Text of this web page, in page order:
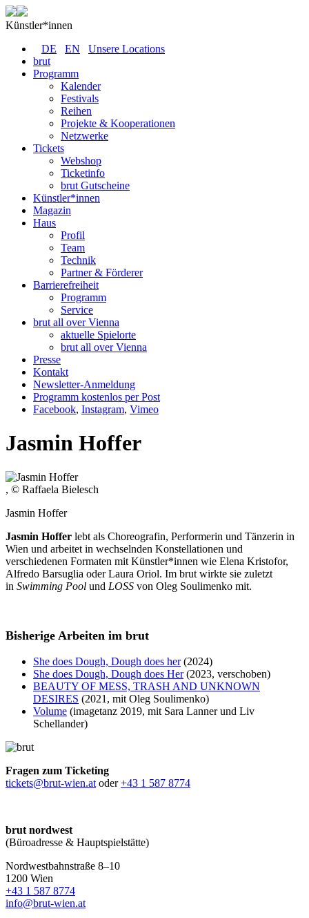
Künstler*innen
DE
EN
Unsere Locations
brut
Programm
Kalender
Festivals
Reihen
Projekte & Kooperationen
Netzwerke
Tickets
Webshop
Ticketinfo
brut Gutscheine
Künstler*innen
Magazin
Haus
Profil
Team
Technik
Partner & Förderer
Barrierefreiheit
Programm
Service
brut all over Vienna
aktuelle Spielorte
brut all over Vienna
Presse
Kontakt
Newsletter-Anmeldung
Programm kostenlos per Post
Facebook, Instagram, Vimeo
Jasmin Hoffer
, © Raffaela Bielesch
Jasmin Hoffer
Jasmin Hoffer lebt als Choreografin, Performerin und Tänzerin in
Wien und arbeitet in wechselnden Konstellationen und
verschiedenen Formaten mit Künstler*innen wie Elena Kristofor,
Alfredo Barsuglia oder Laura Oriol. Im brut wirkte sie zuletzt
in Swimming Pool und LOSS von Oleg Soulimenko mit.
Bisherige Arbeiten im brut
She does Dough, Dough does her(2024)
She does Dough, Dough does Her(2023, verschoben)
BEAUTY OF MESS, TRASH AND UNKNOWN
DESIRES (2021, mit Oleg Soulimenko)
Volume (imagetanz 2019, mit Sara Lanner und Liv
Schellander)
Fragen zum Ticketing
tickets@brut-wien.at oder+43 1 587 8774
brut nordwest
(Büroadresse & Hauptspielstätte)
Nordwestbahnstraße 8–10
1200 Wien
+43 1 587 8774
info@brut-wien.at